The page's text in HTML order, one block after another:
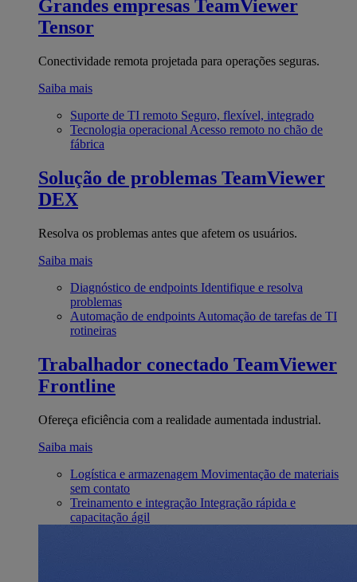
Grandes empresas TeamViewer
Tensor
Conectividade remota projetada para operações seguras.
Saiba mais
Suporte de TI remoto Seguro, flexível, integrado
Tecnologia operacional Acesso remoto no chão de
fábrica
Solução de problemas TeamViewer
DEX
Resolva os problemas antes que afetem os usuários.
Saiba mais
Diagnóstico de endpoints Identifique e resolva
problemas
Automação de endpoints Automação de tarefas de TI
rotineiras
Trabalhador conectado TeamViewer
Frontline
Ofereça eficiência com a realidade aumentada industrial.
Saiba mais
Logística e armazenagem Movimentação de materiais
sem contato
Treinamento e integração Integração rápida e
capacitação ágil